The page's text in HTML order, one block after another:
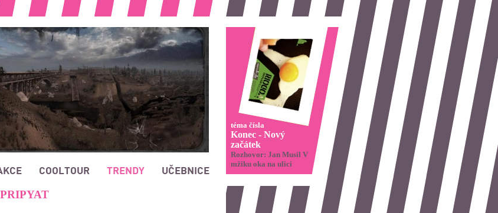
téma čísla
Konec - Nový
začátek
Rozhovor: Jan Musil V
mžiku oka na ulici
COOLTOUR TRENDY UČEBNICE